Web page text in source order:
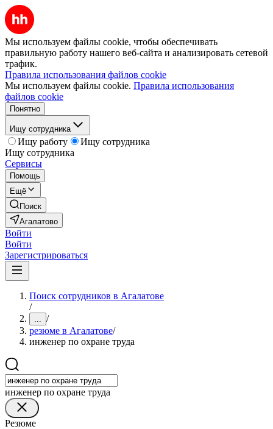
Мы используем файлы cookie, чтобы обеспечивать
правильную работу нашего веб-сайта и анализировать сетевой
трафик.
Правила использования файлов cookie
Мы используем файлы cookie. Правила использования
файлов cookie
Понятно
Ищу сотрудника
Ищу работу
Ищу сотрудника
Ищу сотрудника
Сервисы
Помощь
Ещё
Поиск
Агалатово
Войти
Войти
Зарегистрироваться
Поиск сотрудников в Агалатове
/
... /
резюме в Агалатове/
инженер по охране труда
инженер по охране труда
Резюме